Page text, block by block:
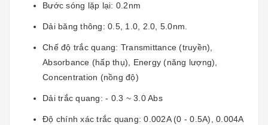
Bước sóng lặp lại: 0.2nm
Dải băng thông: 0.5, 1.0, 2.0, 5.0nm.
Chế độ trắc quang: Transmittance (truyền),
Absorbance (hấp thụ), Energy (năng lượng),
Concentration (nồng độ)
Dải trắc quang: - 0.3 ~ 3.0 Abs
Độ chính xác trắc quang: 0.002A (0 - 0.5A), 0.004A